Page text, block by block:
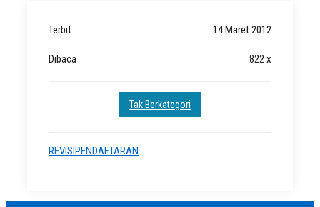
Terbit 14 Maret 2012
Dibaca 822 x
Tak Berkategori
REVISIPENDAFTARAN